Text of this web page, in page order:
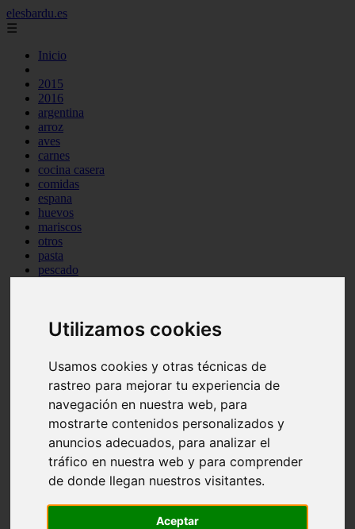
Utilizamos cookies
Usamos cookies y otras técnicas de
rastreo para mejorar tu experiencia de
navegación en nuestra web, para
mostrarte contenidos personalizados y
anuncios adecuados, para analizar el
tráfico en nuestra web y para comprender
de donde llegan nuestros visitantes.
Aceptar
elesbardu.es
☰
Inicio
2015
2016
argentina
arroz
aves
carnes
cocina casera
comidas
espana
huevos
mariscos
otros
pasta
pescado
tag
venezuela
vocabulario de cocina
Madrid - pozuelo-de-alarcón
Teruel - sarrión
Cádiz - algodonales
Illes-balears - inca
Madrid - madrid
Málaga - torremolinos
Asturias - oviedo
Cádiz - el-puerto-de-santa-maría